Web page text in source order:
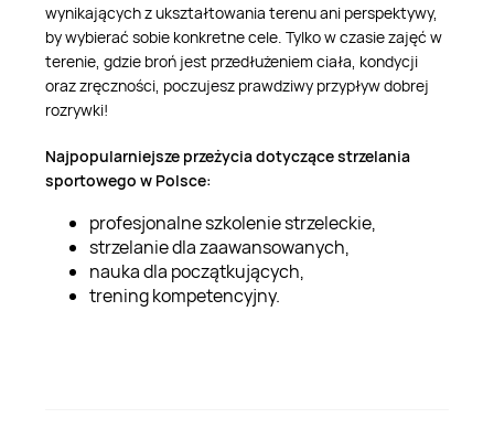
wynikających z ukształtowania terenu ani perspektywy,
by wybierać sobie konkretne cele. Tylko w czasie zajęć w
terenie, gdzie broń jest przedłużeniem ciała, kondycji
oraz zręczności, poczujesz prawdziwy przypływ dobrej
rozrywki!
Najpopularniejsze przeżycia dotyczące strzelania
sportowego w Polsce:
profesjonalne szkolenie strzeleckie,
strzelanie dla zaawansowanych,
nauka dla początkujących,
trening kompetencyjny.